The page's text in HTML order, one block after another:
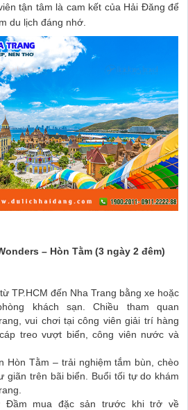
tận tâm là cam kết của Hải Đăng để
du lịch đáng nhớ.
– Hòn Tằm (3 ngày 2 đêm)
TP.HCM đến Nha Trang bằng xe hoặc
khách sạn. Chiều tham quan
vui chơi tại công viên giải trí hàng
treo vượt biển, công viên nước và
Hòn Tằm – trải nghiệm tắm bùn, chèo
giãn trên bãi biển. Buổi tối tự do khám
Đầm mua đặc sản trước khi trở về